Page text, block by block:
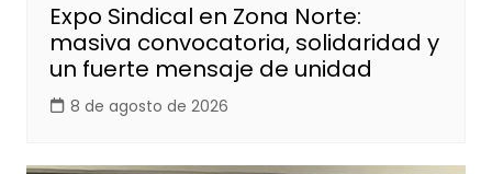
Expo Sindical en Zona Norte:
masiva convocatoria, solidaridad y
un fuerte mensaje de unidad
8 de agosto de 2026